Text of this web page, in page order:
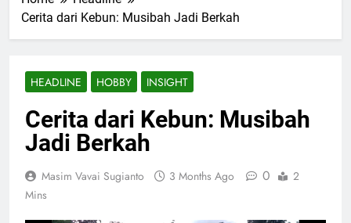
Cerita dari Kebun: Musibah Jadi Berkah
HEADLINE HOBBY INSIGHT
Cerita dari Kebun: Musibah
Jadi Berkah
Masim Vavai Sugianto 3 Months Ago 0
2
Mins